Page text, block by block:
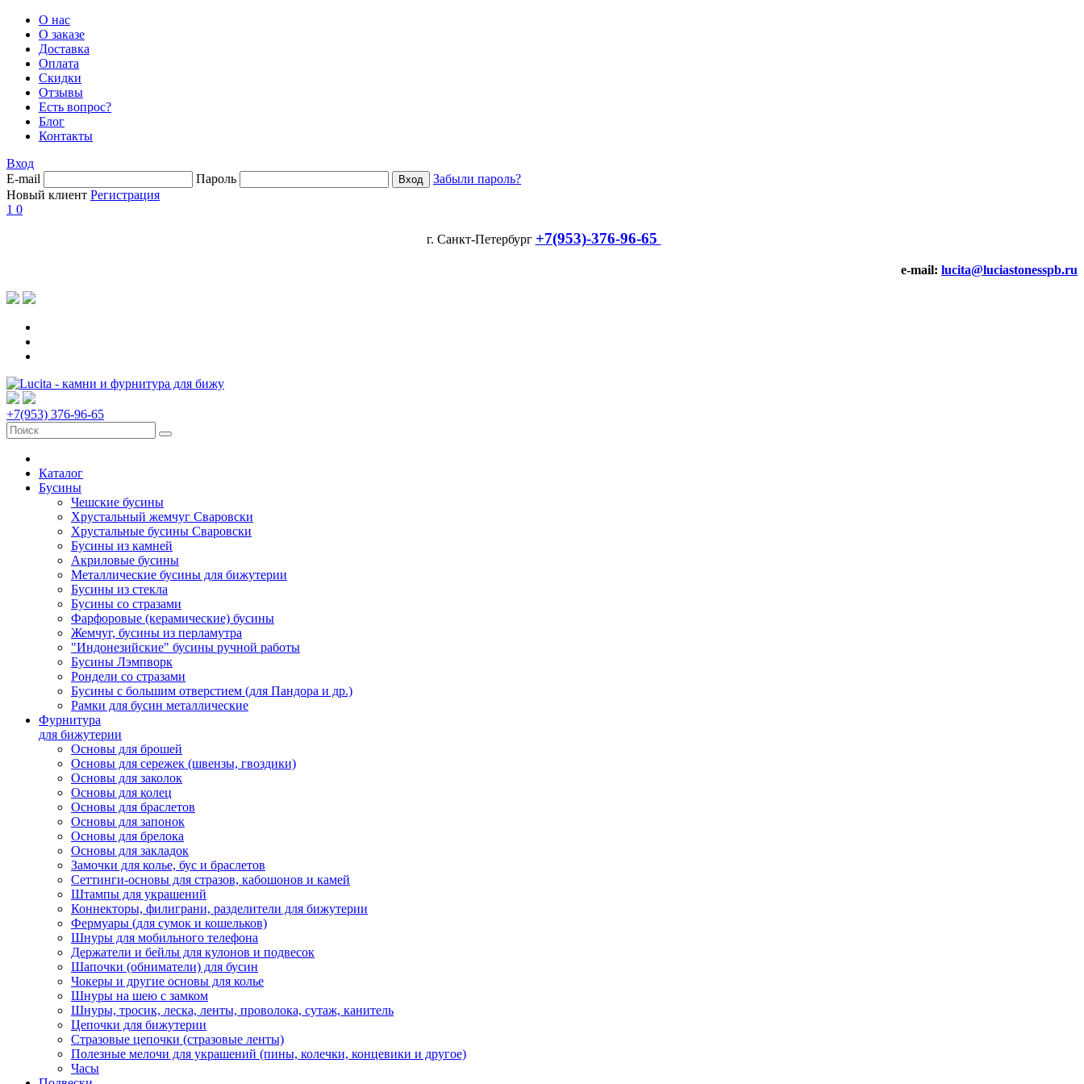
О нас
О заказе
Доставка
Оплата
Скидки
Отзывы
Есть вопрос?
Блог
Контакты
Вход
E-mail
Пароль
Забыли пароль?
Новый клиент Регистрация
1 0
г. Санкт-Петербург +7(953)-376-96-65
e-mail: lucita@luciastonesspb.ru
+7(953) 376-96-65
Каталог
Бусины
Чешские бусины
Хрустальный жемчуг Сваровски
Хрустальные бусины Сваровски
Бусины из камней
Акриловые бусины
Металлические бусины для бижутерии
Бусины из стекла
Бусины со стразами
Фарфоровые (керамические) бусины
Жемчуг, бусины из перламутра
"Индонезийские" бусины ручной работы
Бусины Лэмпворк
Рондели со стразами
Бусины с большим отверстием (для Пандора и др.)
Рамки для бусин металлические
Фурнитура
для бижутерии
Основы для брошей
Основы для сережек (швензы, гвоздики)
Основы для заколок
Основы для колец
Основы для браслетов
Основы для запонок
Основы для брелока
Основы для закладок
Замочки для колье, бус и браслетов
Сеттинги-основы для стразов, кабошонов и камей
Штампы для украшений
Коннекторы, филиграни, разделители для бижутерии
Фермуары (для сумок и кошельков)
Шнуры для мобильного телефона
Держатели и бейлы для кулонов и подвесок
Шапочки (обниматели) для бусин
Чокеры и другие основы для колье
Шнуры на шею с замком
Шнуры, тросик, леска, ленты, проволока, сутаж, канитель
Цепочки для бижутерии
Стразовые цепочки (стразовые ленты)
Полезные мелочи для украшений (пины, колечки, концевики и другое)
Часы